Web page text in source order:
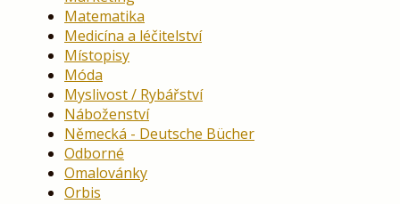
Matematika
Medicína a léčitelství
Místopisy
Móda
Myslivost / Rybářství
Náboženství
Německá - Deutsche Bücher
Odborné
Omalovánky
Orbis